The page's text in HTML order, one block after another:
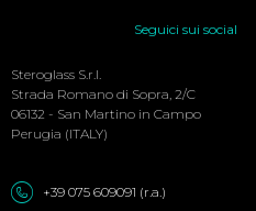
Menu
Seguici sui social
Steroglass S.r.l.
Strada Romano di Sopra, 2/C
06132 - San Martino in Campo
Perugia (ITALY)
+39 075 609091 (r.a.)